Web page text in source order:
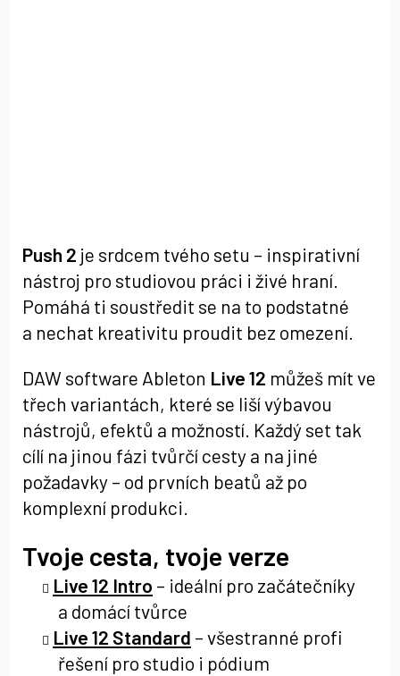
Push 2 je srdcem tvého setu – inspirativní
nástroj pro studiovou práci i živé hraní.
Pomáhá ti soustředit se na to podstatné
a nechat kreativitu proudit bez omezení.
DAW software Ableton Live 12 můžeš mít ve
třech variantách, které se liší výbavou
nástrojů, efektů a možností. Každý set tak
cílí na jinou fázi tvůrčí cesty a na jiné
požadavky – od prvních beatů až po
komplexní produkci.
Tvoje cesta, tvoje verze
Live 12 Intro – ideální pro začátečníky
a domácí tvůrce
Live 12 Standard – všestranné profi
řešení pro studio i pódium